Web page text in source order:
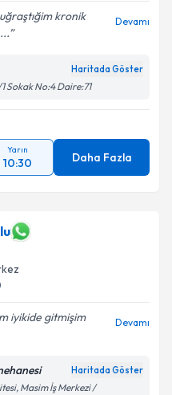
kronik
Devamı
Haritada Göster
Sokak No:4 Daire:71
Yarın
10:30 Daha Fazla
iyikide gitmişim
Devamı
Haritada Göster
Masim İş Merkezi /